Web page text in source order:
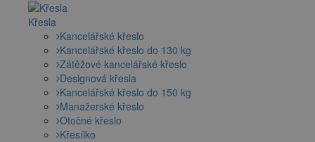
Křesla
Kancelářské křeslo
Kancelářské křeslo do 130 kg
Zátěžové kancelářské křeslo
Designová křesla
Kancelářské křeslo do 150 kg
Manažerské křeslo
Otočné křeslo
Křesílko